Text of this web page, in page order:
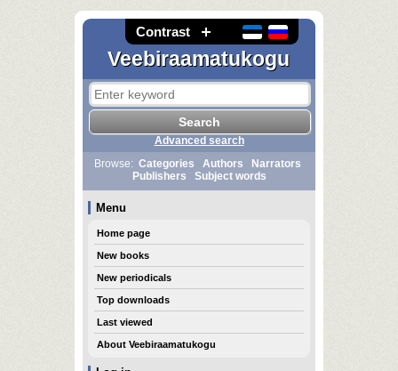
Contrast
Veebiraamatukogu
Advanced search
Browse: Categories Authors
Narrators
Publishers
Subject words
Menu
Home page
New books
New periodicals
Top downloads
Last viewed
About Veebiraamatukogu